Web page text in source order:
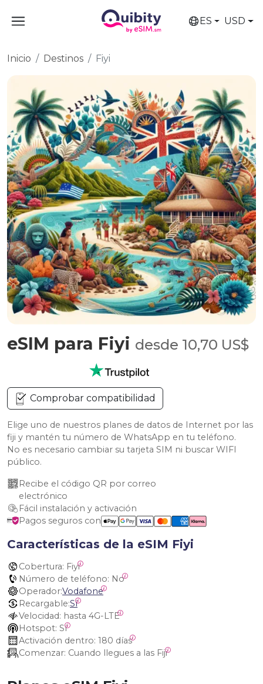
ES USD
Inicio Destinos Fiyi
eSIM para Fiyi desde 10,70 US$
Comprobar compatibilidad
Elige uno de nuestros planes de datos de Internet por las
fiji y mantén tu número de WhatsApp en tu teléfono.
No es necesario cambiar su tarjeta SIM ni buscar WIFI
público.
Recibe el código QR por correo
electrónico
Fácil instalación y activación
Pagos seguros con
Características de la eSIM Fiyi
Cobertura: Fiyi
Número de teléfono: No
Operador:Vodafone
Recargable:Sí
Velocidad: hasta 4G-LTE
Hotspot: Sí
Activación dentro: 180 días
Comenzar: Cuando llegues a las Fiji